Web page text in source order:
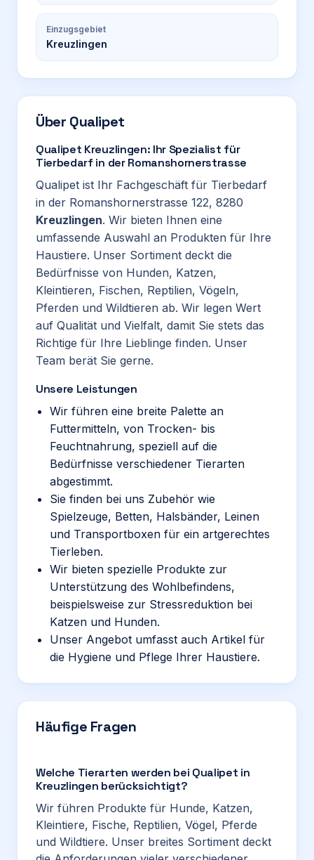
Einzugsgebiet
Kreuzlingen
Über Qualipet
Qualipet Kreuzlingen: Ihr Spezialist für
Tierbedarf in der Romanshornerstrasse
Qualipet ist Ihr Fachgeschäft für Tierbedarf
in der Romanshornerstrasse 122, 8280
Kreuzlingen. Wir bieten Ihnen eine
umfassende Auswahl an Produkten für Ihre
Haustiere. Unser Sortiment deckt die
Bedürfnisse von Hunden, Katzen,
Kleintieren, Fischen, Reptilien, Vögeln,
Pferden und Wildtieren ab. Wir legen Wert
auf Qualität und Vielfalt, damit Sie stets das
Richtige für Ihre Lieblinge finden. Unser
Team berät Sie gerne.
Unsere Leistungen
Wir führen eine breite Palette an
Futtermitteln, von Trocken- bis
Feuchtnahrung, speziell auf die
Bedürfnisse verschiedener Tierarten
abgestimmt.
Sie finden bei uns Zubehör wie
Spielzeuge, Betten, Halsbänder, Leinen
und Transportboxen für ein artgerechtes
Tierleben.
Wir bieten spezielle Produkte zur
Unterstützung des Wohlbefindens,
beispielsweise zur Stressreduktion bei
Katzen und Hunden.
Unser Angebot umfasst auch Artikel für
die Hygiene und Pflege Ihrer Haustiere.
Häufige Fragen
Welche Tierarten werden bei Qualipet in
Kreuzlingen berücksichtigt?
Wir führen Produkte für Hunde, Katzen,
Kleintiere, Fische, Reptilien, Vögel, Pferde
und Wildtiere. Unser breites Sortiment deckt